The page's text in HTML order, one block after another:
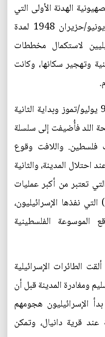
الهدنة الأولى التي
أُعلنت في فلسطين في 11 يونيو/حزيران 1948 لمدة
لاستكمال مخططات
وتهجير سكانها، وكانت
فبين انتهاء الهدنة الأولى في 9 يوليو/تموز وبداية الثانية
اللد فأُضيفت إلى سلسلة
فلسطين. واللافت وقوع
احتلال المدينة، والثانية
تعتبر من أكبر عمليات
نفذها الإسرائيليون،
الفلسطينية
11 يوليو/تموز 1948، ألقت الطائرات الإسرائيلية
ومغادرة المدينة قبل أن
الإسرائيليون هجومهم
عند قرية دانيال، وتمكن